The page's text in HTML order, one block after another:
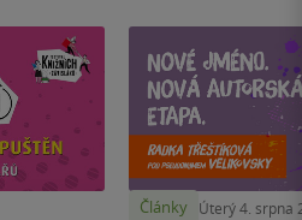
Články Úterý 4. srpna